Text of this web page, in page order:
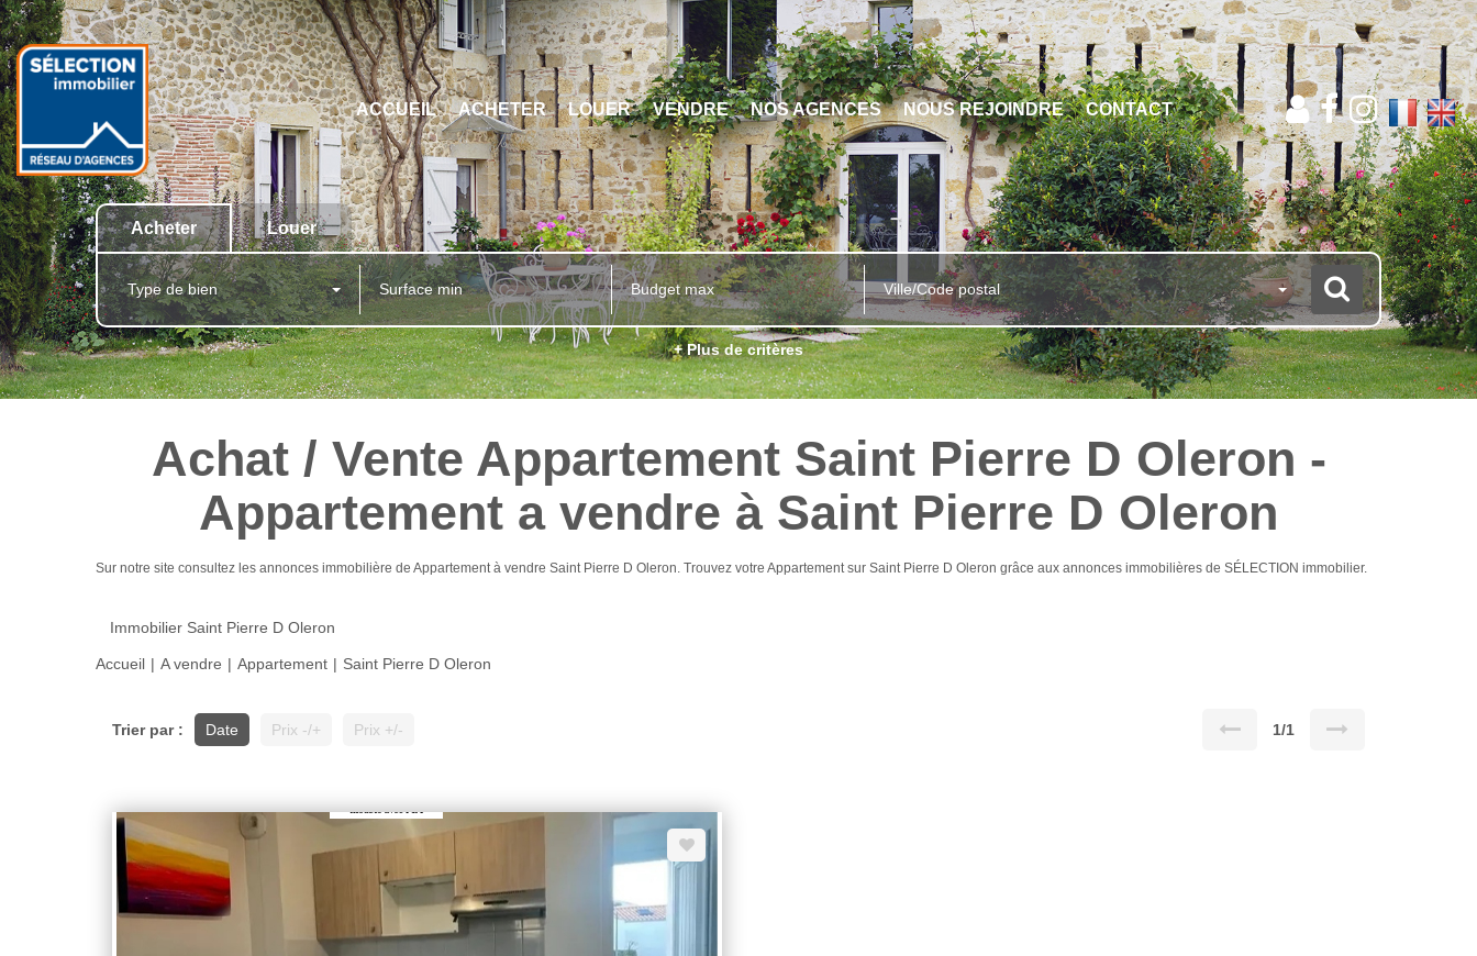
ACCUEIL ACHETER LOUER VENDRE NOS AGENCES NOUS REJOINDRE CONTACT
Acheter Louer
Type de bien Ville/Code postal
+ Plus de critères
Achat / Vente Appartement Saint Pierre D Oleron -
Appartement a vendre à Saint Pierre D Oleron
Sur notre site consultez les annonces immobilière de Appartement à vendre Saint Pierre D Oleron. Trouvez votre Appartement sur Saint Pierre D Oleron grâce aux annonces immobilières de SÉLECTION immobilier.
Immobilier Saint Pierre D Oleron
Accueil A vendre Appartement Saint Pierre D Oleron
Trier par : Date Prix -/+ Prix +/- 1/1